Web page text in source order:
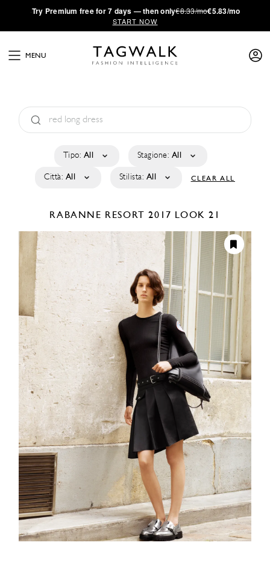
·Try Premium free for 7 days — then only€8.33/mo€5.83/mo
START NOW
MENU
Tipo: All Stagione: All
Città: All Stilista: All CLEAR ALL
RABANNE RESORT 2017 LOOK 21